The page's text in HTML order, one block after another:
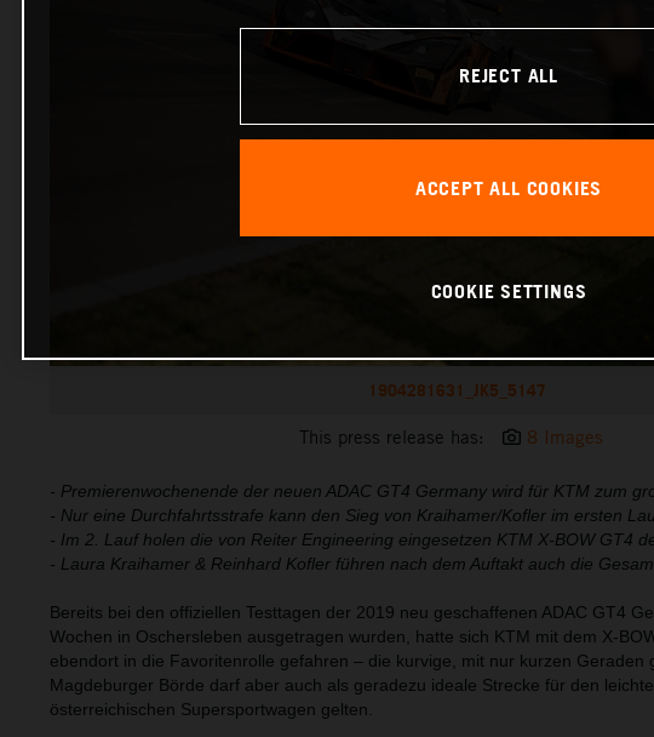
1904281631_JK5_5147
This press release has: 8 Images
- Premierenwochenende der neuen ADAC GT4 Germany wird für KTM zum
- Nur eine Durchfahrtsstrafe kann den Sieg von Kraihamer/Kofler im ersten
- Im 2. Lauf holen die von Reiter Engineering eingesetzen KTM X-BOW GT4
- Laura Kraihamer & Reinhard Kofler führen nach dem Auftakt auch die
Bereits bei den offiziellen Testtagen der 2019 neu geschaffenen ADAC GT4
Wochen in Oschersleben ausgetragen wurden, hatte sich KTM mit dem X-
ebendort in die Favoritenrolle gefahren – die kurvige, mit nur kurzen Geraden
Magdeburger Börde darf aber auch als geradezu ideale Strecke für den
österreichischen Supersportwagen gelten.
REJECT ALL
ACCEPT ALL COOKIES
COOKIE SETTINGS